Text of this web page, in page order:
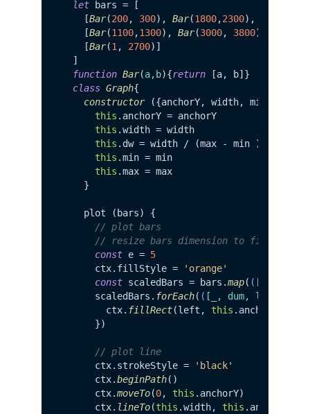
let bars = [
    [
Bar(200, 300), Bar(1800,2300),
    [
Bar(1100,1300), Bar(3000, 3800),
    [
Bar(1 , 2700)]
  ]
function Bar(a,b){return [a, b]}
class Graph{
constructor ({anchorY, width, min, max})
this . anchorY = anchorY
this .width = width
this . dw = width / (max - min )
this .min = min
this .max = max
    }
    plot (bars) {
// plot bars
// resize bars dimension to fit canvas
const e = 5
      ctx.
fillStyle =
'orange'
const scaledBars = bars.map( (
      scaledBars.
forEach( ( [_, dum, left,
        ctx.
fillRect(left, this . anchorY
      })
// plot line
      ctx.
strokeStyle =
'black'
      ctx.
beginPath()
      ctx.
moveTo(0, this . anchorY)
      ctx.
lineTo(this .width, this . anchorY